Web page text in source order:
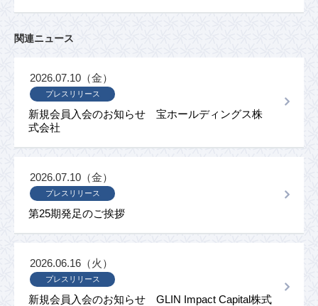
関連ニュース
新規会員入会のお知らせ 宝ホールディングス株
式会社
プレスリリース
2026.07.10（金）
第25期発足のご挨拶
プレスリリース
2026.07.10（金）
新規会員入会のお知らせ GLIN Impact Capital株式
プレスリリース
2026.06.16（火）